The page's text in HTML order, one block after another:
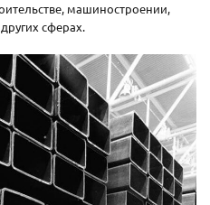
машиностроении,
сферах.